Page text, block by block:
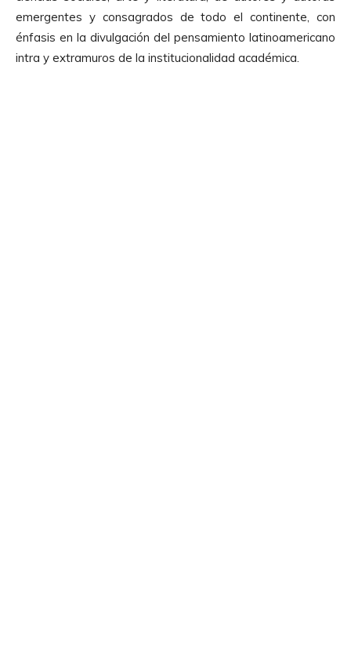
emergentes y consagrados de todo el continente, con
énfasis en la divulgación del pensamiento latinoamericano
intra y extramuros de la institucionalidad académica.